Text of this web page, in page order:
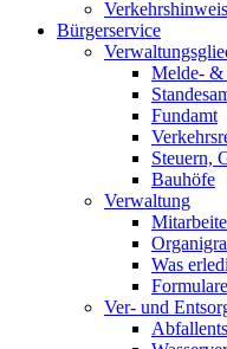
Bürgerservice
Melde- &
Fundamt
Steuern,
Bauhöfe
Verwaltung
Was
Formulare
Ver- und